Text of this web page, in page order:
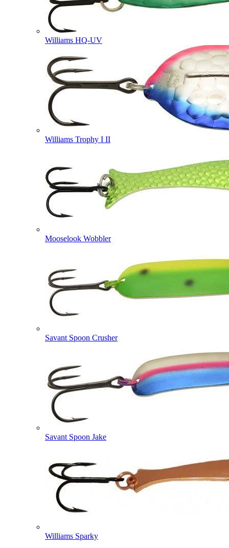
Williams HQ-UV
Williams Trophy I II
Mooselook Wobbler
Savant Spoon Crusher
Savant Spoon Jake
Williams Sparky